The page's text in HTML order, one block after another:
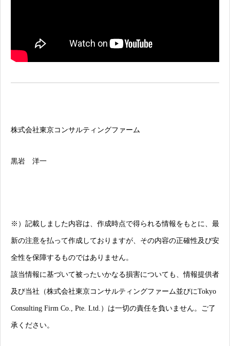
株式会社東京コンサルティングファーム
黒岩 洋一
※）記載しました内容は、作成時点で得られる情報をもとに、最
新の注意を払って作成しておりますが、その内容の正確性及び安
全性を保障するものではありません。
該当情報に基づいて被ったいかなる損害についても、情報提供者
及び当社（株式会社東京コンサルティングファーム並びにTokyo
Consulting Firm Co., Pte. Ltd.）は一切の責任を負いません。ご了
承ください。